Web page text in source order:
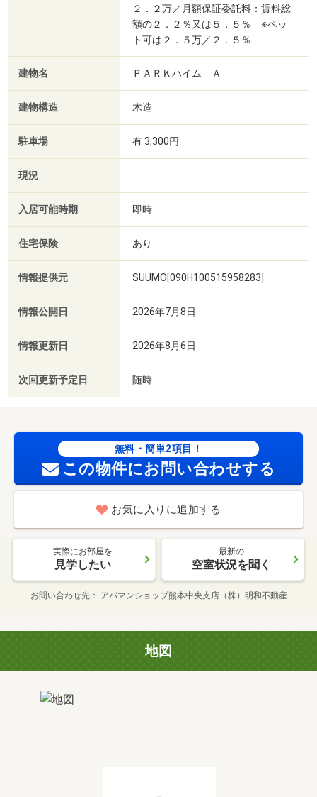
２．２万／月額保証委託料：賃料総
額の２．２％又は５．５％ ※ペッ
ト可は２．５万／２．５％
建物名 ＰＡＲＫハイム Ａ
建物構造 木造
駐車場 有 3,300円
現況
入居可能時期 即時
住宅保険 あり
情報提供元 SUUMO[090H100515958283]
情報公開日 2026年7月8日
情報更新日 2026年8月6日
次回更新予定日 随時
無料・簡単2項目！
この物件にお問い合わせする
お気に入りに追加する
実際にお部屋を
見学したい
最新の
空室状況を聞く
お問い合わせ先 アパマンショップ熊本中央支店（株）明和不動産
地図